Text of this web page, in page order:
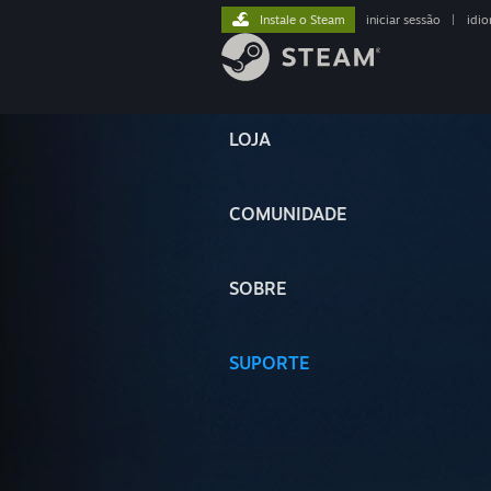
LOJA
COMUNIDADE
SOBRE
SUPORTE
Instale o Steam iniciar sessão